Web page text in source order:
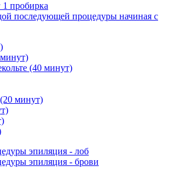
пробирка
последующей процедуры начиная с
(40 минут)
минут)
эпиляция - лоб
эпиляция - брови